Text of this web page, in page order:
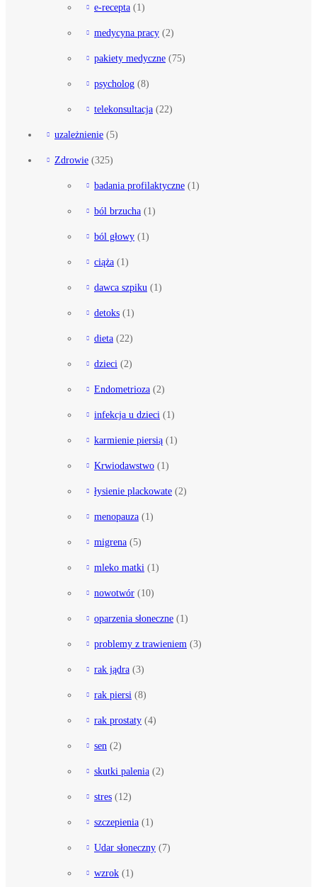
e-recepta (1)
medycyna pracy (2)
pakiety medyczne (75)
psycholog (8)
telekonsultacja (22)
uzależnienie (5)
Zdrowie (325)
badania profilaktyczne (1)
ból brzucha (1)
ból głowy (1)
ciąża (1)
dawca szpiku (1)
detoks (1)
dieta (22)
dzieci (2)
Endometrioza (2)
infekcja u dzieci (1)
karmienie piersią (1)
Krwiodawstwo (1)
łysienie plackowate (2)
menopauza (1)
migrena (5)
mleko matki (1)
nowotwór (10)
oparzenia słoneczne (1)
problemy z trawieniem (3)
rak jądra (3)
rak piersi (8)
rak prostaty (4)
sen (2)
skutki palenia (2)
stres (12)
szczepienia (1)
Udar słoneczny (7)
wzrok (1)